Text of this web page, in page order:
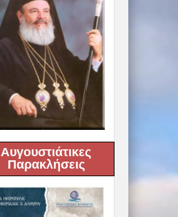
Αυγουστιάτικες
Παρακλήσεις